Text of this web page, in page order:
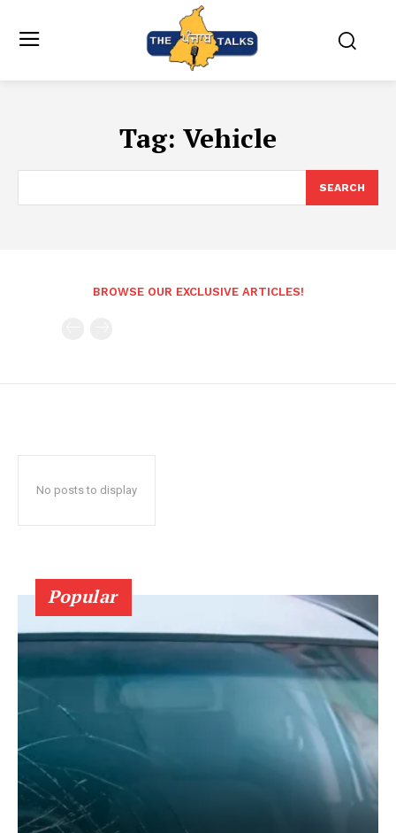
Tag: Vehicle
SEARCH
BROWSE OUR EXCLUSIVE ARTICLES!
No posts to display
Popular